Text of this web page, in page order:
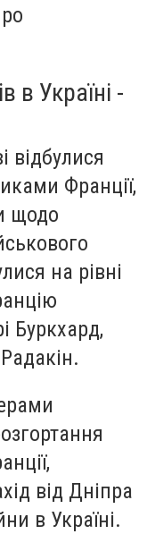
в Україні -
відбулися
Франції,
щодо
на рівні
Буркхард,
від Дніпра
в Україні.